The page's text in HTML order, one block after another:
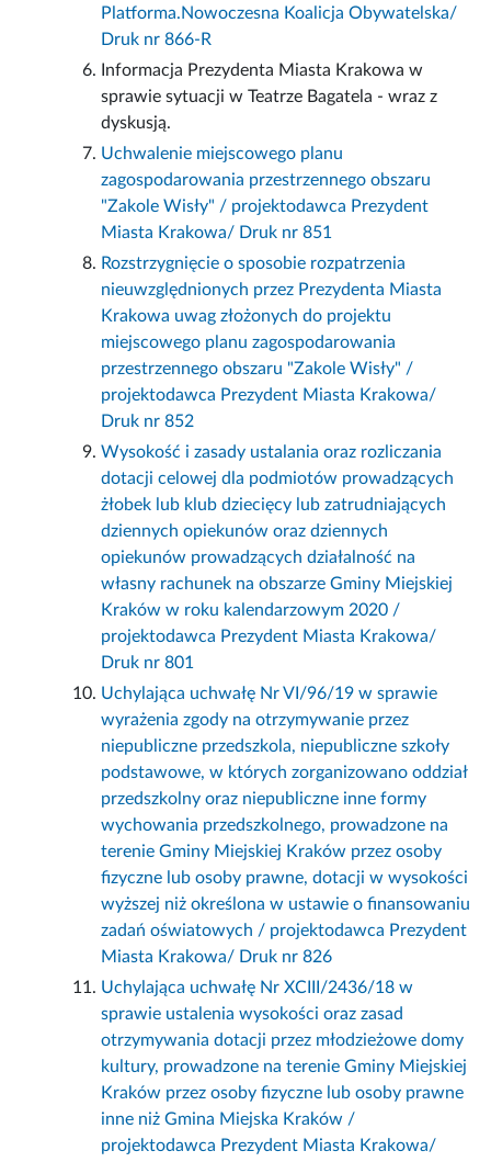
Platforma.Nowoczesna Koalicja Obywatelska/
Druk nr 866-R
Informacja Prezydenta Miasta Krakowa w
sprawie sytuacji w Teatrze Bagatela - wraz z
dyskusją.
Uchwalenie miejscowego planu
zagospodarowania przestrzennego obszaru
"Zakole Wisły" / projektodawca Prezydent
Miasta Krakowa/ Druk nr 851
Rozstrzygnięcie o sposobie rozpatrzenia
nieuwzględnionych przez Prezydenta Miasta
Krakowa uwag złożonych do projektu
miejscowego planu zagospodarowania
przestrzennego obszaru "Zakole Wisły" /
projektodawca Prezydent Miasta Krakowa/
Druk nr 852
Wysokość i zasady ustalania oraz rozliczania
dotacji celowej dla podmiotów prowadzących
żłobek lub klub dziecięcy lub zatrudniających
dziennych opiekunów oraz dziennych
opiekunów prowadzących działalność na
własny rachunek na obszarze Gminy Miejskiej
Kraków w roku kalendarzowym 2020 /
projektodawca Prezydent Miasta Krakowa/
Druk nr 801
Uchylająca uchwałę Nr VI/96/19 w sprawie
wyrażenia zgody na otrzymywanie przez
niepubliczne przedszkola, niepubliczne szkoły
podstawowe, w których zorganizowano oddział
przedszkolny oraz niepubliczne inne formy
wychowania przedszkolnego, prowadzone na
terenie Gminy Miejskiej Kraków przez osoby
fizyczne lub osoby prawne, dotacji w wysokości
wyższej niż określona w ustawie o finansowaniu
zadań oświatowych / projektodawca Prezydent
Miasta Krakowa/ Druk nr 826
Uchylająca uchwałę Nr XCIII/2436/18 w
sprawie ustalenia wysokości oraz zasad
otrzymywania dotacji przez młodzieżowe domy
kultury, prowadzone na terenie Gminy Miejskiej
Kraków przez osoby fizyczne lub osoby prawne
inne niż Gmina Miejska Kraków /
projektodawca Prezydent Miasta Krakowa/